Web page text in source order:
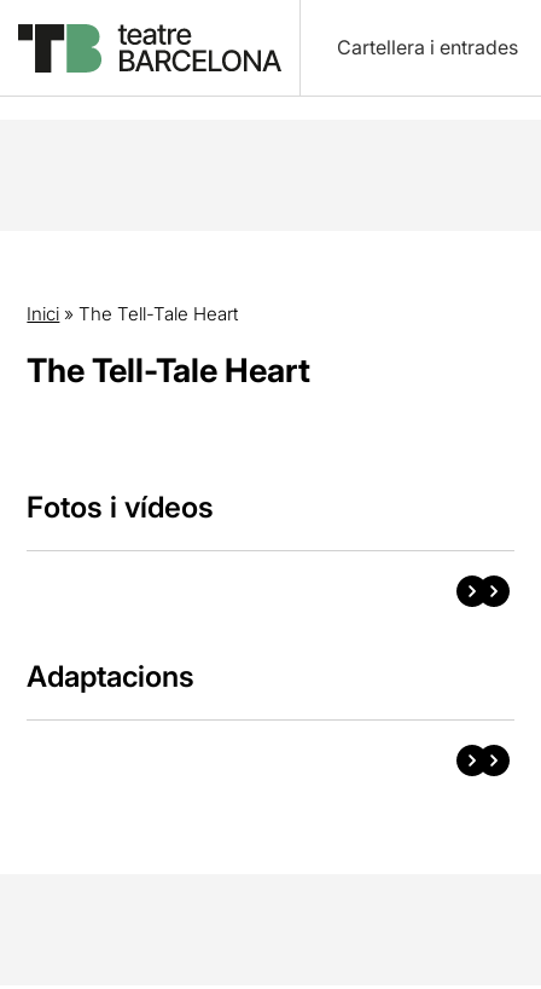
Cartellera i entrades
Inici »The Tell-Tale Heart
The Tell-Tale Heart
Fotos i vídeos
Adaptacions